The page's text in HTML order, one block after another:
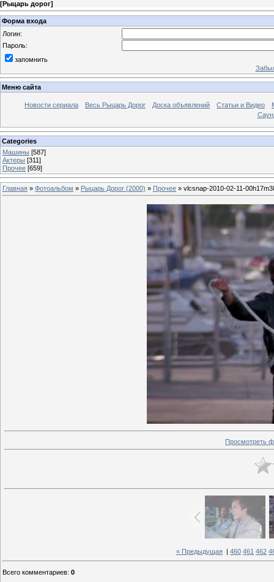
[Рыцарь дорог]
Форма входа
Логин:
Пароль:
запомнить
Меню сайта
Новости сериала Весь Рыцарь Дорог Доска объявлений Статьи и Видео
Categories
Машины [587]
Актеры [311]
Прочее [659]
Главная » Фотоальбом » Рыцарь Дорог (2000) » Прочее » vlcsnap-2010-02-11-
Просмотреть
« Предыдущая 460 461 462
Всего комментариев: 0